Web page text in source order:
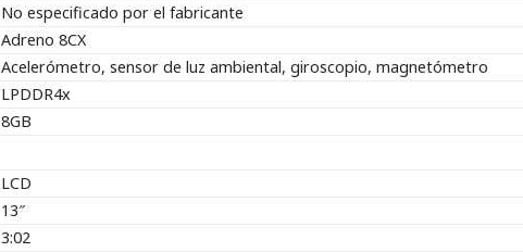
No especificado por el fabricante
Adreno 8CX
Acelerómetro, sensor de luz ambiental, giroscopio, magnetómetro
LPDDR4x
8GB
LCD
13″
3:02